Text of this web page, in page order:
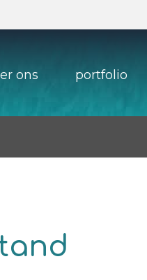
ons portfolio